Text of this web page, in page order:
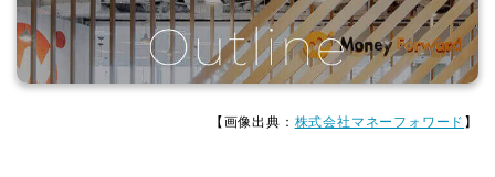
【画像出典： 株式会社マネーフォワード 】